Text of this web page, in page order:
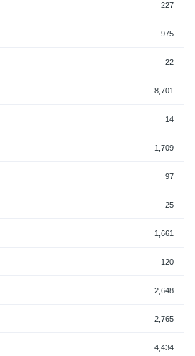
227
975
22
8,701
14
1,709
97
25
1,661
120
2,648
2,765
4,434